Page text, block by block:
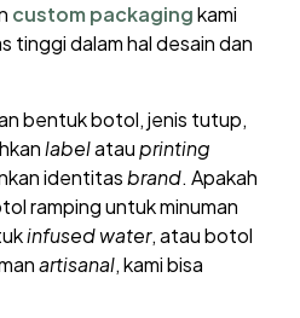
custom packagingkami
tinggi dalam hal desain dan
bentuk botol, jenis tutup,
labelatauprinting
identitasbrand. Apakah
ramping untuk minuman
infused water, atau botol
artisanal, kami bisa